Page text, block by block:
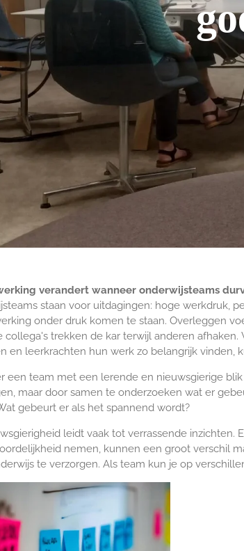
verandert wanneer onderwijsteams
staan voor uitdagingen: hoge werkdruk,
onder druk komen te staan. Overleggen
collega's trekken de kar terwijl anderen
en leerkrachten hun werk zo belangrijk vinden,
een team met een lerende en nieuwsgierige
maar door samen te onderzoeken wat er
gebeurt er als het spannend wordt?
leidt vaak tot verrassende
nemen, kunnen een groot verschil
te verzorgen. Als team kun je op